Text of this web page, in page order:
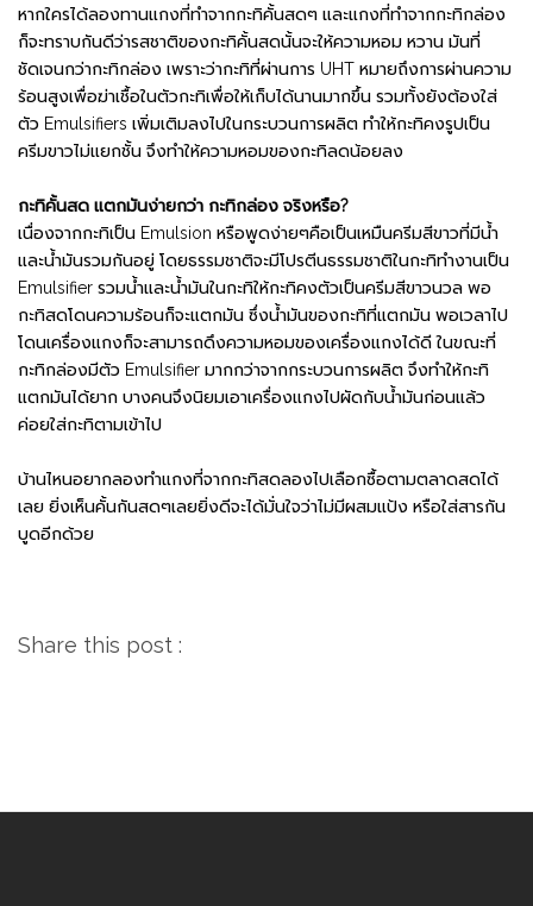
หากใครได้ลองทานแกงที่ทำจากกะทิคั้นสดๆ และแกงที่ทำจากกะทิกล่อง
ก็จะทราบกันดีว่ารสชาติของกะทิคั้นสดนั้นจะให้ความหอม หวาน มันที่
ชัดเจนกว่ากะทิกล่อง เพราะว่ากะทิที่ผ่านการ UHT หมายถึงการผ่านความ
ร้อนสูงเพื่อฆ่าเชื้อในตัวกะทิเพื่อให้เก็บได้นานมากขึ้น รวมทั้งยังต้องใส่
ตัว Emulsifiers เพิ่มเติมลงไปในกระบวนการผลิต ทำให้กะทิคงรูปเป็น
ครีมขาวไม่แยกชั้น จึงทำให้ความหอมของกะทิลดน้อยลง
กะทิคั้นสด แตกมันง่ายกว่า กะทิกล่อง จริงหรือ?
เนื่องจากกะทิเป็น Emulsion หรือพูดง่ายๆคือเป็นเหมืนครีมสีขาวที่มีน้ำ
และน้ำมันรวมกันอยู่ โดยธรรมชาติจะมีโปรตีนธรรมชาติในกะทิทำงานเป็น
Emulsifier รวมน้ำและน้ำมันในกะทิให้กะทิคงตัวเป็นครีมสีขาวนวล พอ
กะทิสดโดนความร้อนก็จะแตกมัน ซึ่งน้ำมันของกะทิที่แตกมัน พอเวลาไป
โดนเครื่องแกงก็จะสามารถดึงความหอมของเครื่องแกงได้ดี ในขณะที่
กะทิกล่องมีตัว Emulsifier มากกว่าจากกระบวนการผลิต จึงทำให้กะทิ
แตกมันได้ยาก บางคนจึงนิยมเอาเครื่องแกงไปผัดกับน้ำมันก่อนแล้ว
ค่อยใส่กะทิตามเข้าไป
บ้านไหนอยากลองทำแกงที่จากกะทิสดลองไปเลือกซื้อตามตลาดสดได้
เลย ยิ่งเห็นคั้นกันสดๆเลยยิ่งดีจะได้มั่นใจว่าไม่มีผสมแป้ง หรือใส่สารกัน
บูดอีกด้วย
Share this post :